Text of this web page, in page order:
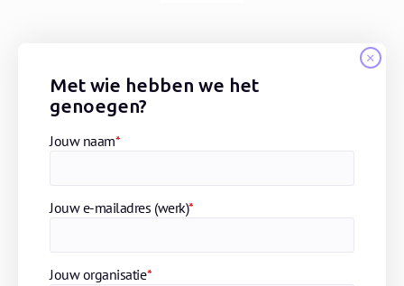
Met wie hebben we het
genoegen?
Jouw naam*
Jouw e-mailadres (werk)*
Jouw organisatie*